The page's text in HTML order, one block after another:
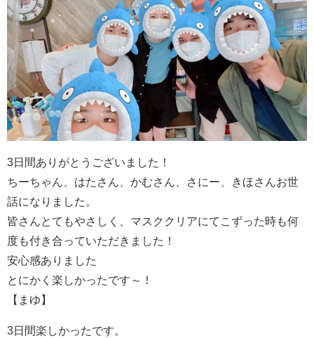
3日間ありがとうございました！
ちーちゃん、はたさん、かむさん、さにー、きほさんお世
話になりました。
皆さんとてもやさしく、マスククリアにてこずった時も何
度も付き合っていただきました！
安心感ありました
とにかく楽しかったです～！
【まゆ】
3日間楽しかったです。